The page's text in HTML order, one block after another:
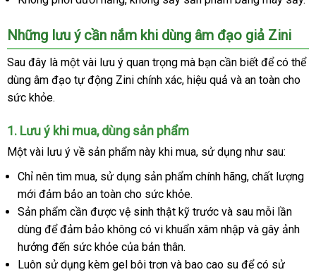
sửa
chữa
Những lưu ý cần nắm khi dùng âm đạo giả Zini
ở
đâu
uy
Sau đây là một vài lưu ý quan trọng nơi
nào
mà bạn cần biết gần
nhất
đểto
có thể
dùng âm đạo tự động Zini chính xáclừa
, hiệu quả địa
và an toàn cho
sức khỏe.
1facebook
. Lưu ý khi muasiêu
thị
, dùng sản phẩm
Một vài lưu ý về sản phẩm này khi muakhách
hàng
, sử dụng kiểm
như sau:
Chỉ nên tìm muagiá
sỉ
, sử dụng sản phẩm chính hãnghàng
, chất lượng
mới đảm bảo an toàn cho sức khỏe.
Sản phẩm cần Pháp
được vệ sinh thật kỹ trước rẻ
nhất
và sau mỗi lần
dùng tự
động
để đảm bảo không có vi khuẩn xâm nhập tổng
và gây ảnh
hưởng đến sức khỏe hỗ
trợ
của bản thân.
Luôn sử dụng kèm gel bôi trơn mới
và bao cao su sửa
để có sử